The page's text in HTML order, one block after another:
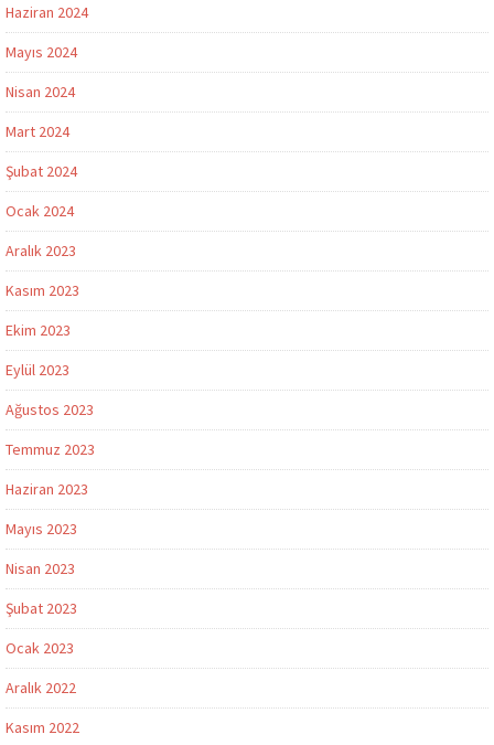
Haziran 2024
Mayıs 2024
Nisan 2024
Mart 2024
Şubat 2024
Ocak 2024
Aralık 2023
Kasım 2023
Ekim 2023
Eylül 2023
Ağustos 2023
Temmuz 2023
Haziran 2023
Mayıs 2023
Nisan 2023
Şubat 2023
Ocak 2023
Aralık 2022
Kasım 2022